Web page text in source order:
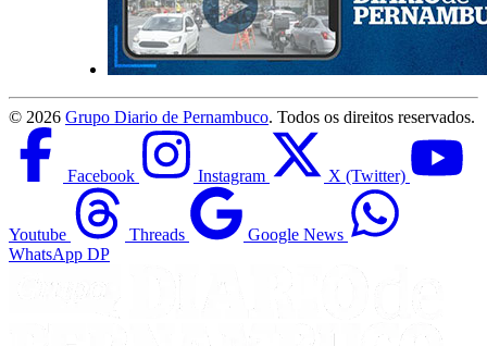
© 2026 Grupo Diario de Pernambuco. Todos os direitos reservados.
Facebook Instagram X (Twitter)
Youtube Threads
Google News
WhatsApp DP